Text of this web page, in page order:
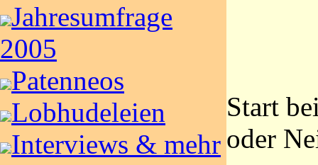
Jahresumfrage
2005
Patenneos
Lobhudeleien
Interviews & mehr
Start
oder